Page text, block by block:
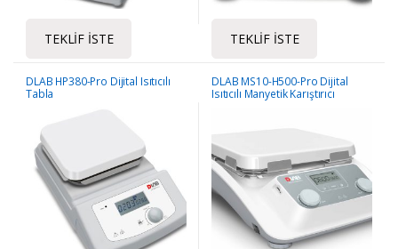
TEKLIF İSTE TEKLIF İSTE
DLAB HP380-Pro Dijital Isıtıcılı
Tabla
DLAB MS10-H500-Pro Dijital
Isıtıcılı Manyetik Karıştırıcı